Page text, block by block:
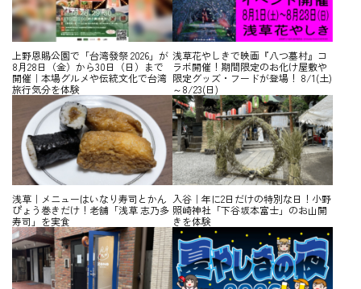
上野恩賜公園で「台湾發祭 2026」が
8月28日（金）から30日（日）まで
開催｜本場グルメや伝統文化で台湾
旅行気分を体験
浅草花やしきで映画『八つ墓村』コ
ラボ開催！期間限定のお化け屋敷や
限定グッズ・フードが登場！ 8/1(土)
～8/23(日)
浅草｜メニューはいなり寿司とかん
ぴょう巻きだけ！老舗「浅草 志乃多
寿司」を実食
入谷｜年に2日だけの特別な日！小野
照崎神社「下谷坂本富士」のお山開
きを体験